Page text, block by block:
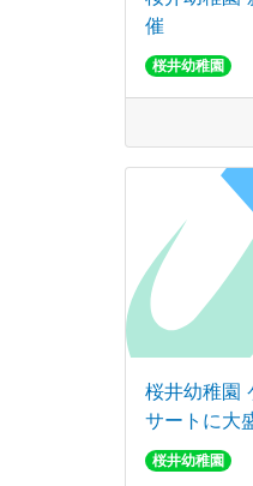
催
桜井幼稚園
桜井幼稚園
サートに大
桜井幼稚園